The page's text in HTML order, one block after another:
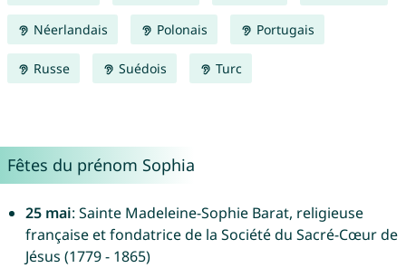
Néerlandais Polonais Portugais
Russe Suédois Turc
Fêtes du prénom Sophia
25 mai: Sainte Madeleine-Sophie Barat, religieuse
française et fondatrice de la Société du Sacré-Cœur de
Jésus (1779 - 1865)